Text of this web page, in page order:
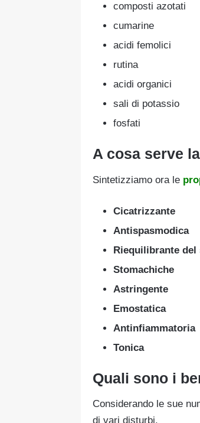
composti azotati
cumarine
acidi femolici
rutina
acidi organici
sali di potassio
fosfati
A cosa serve
Sintetizziamo ora le
Cicatrizzante
Antispasmodica
Riequilibrante del
Stomachiche
Astringente
Emostatica
Antinfiammatoria
Tonica
Quali sono i
Considerando le sue
di vari disturbi.